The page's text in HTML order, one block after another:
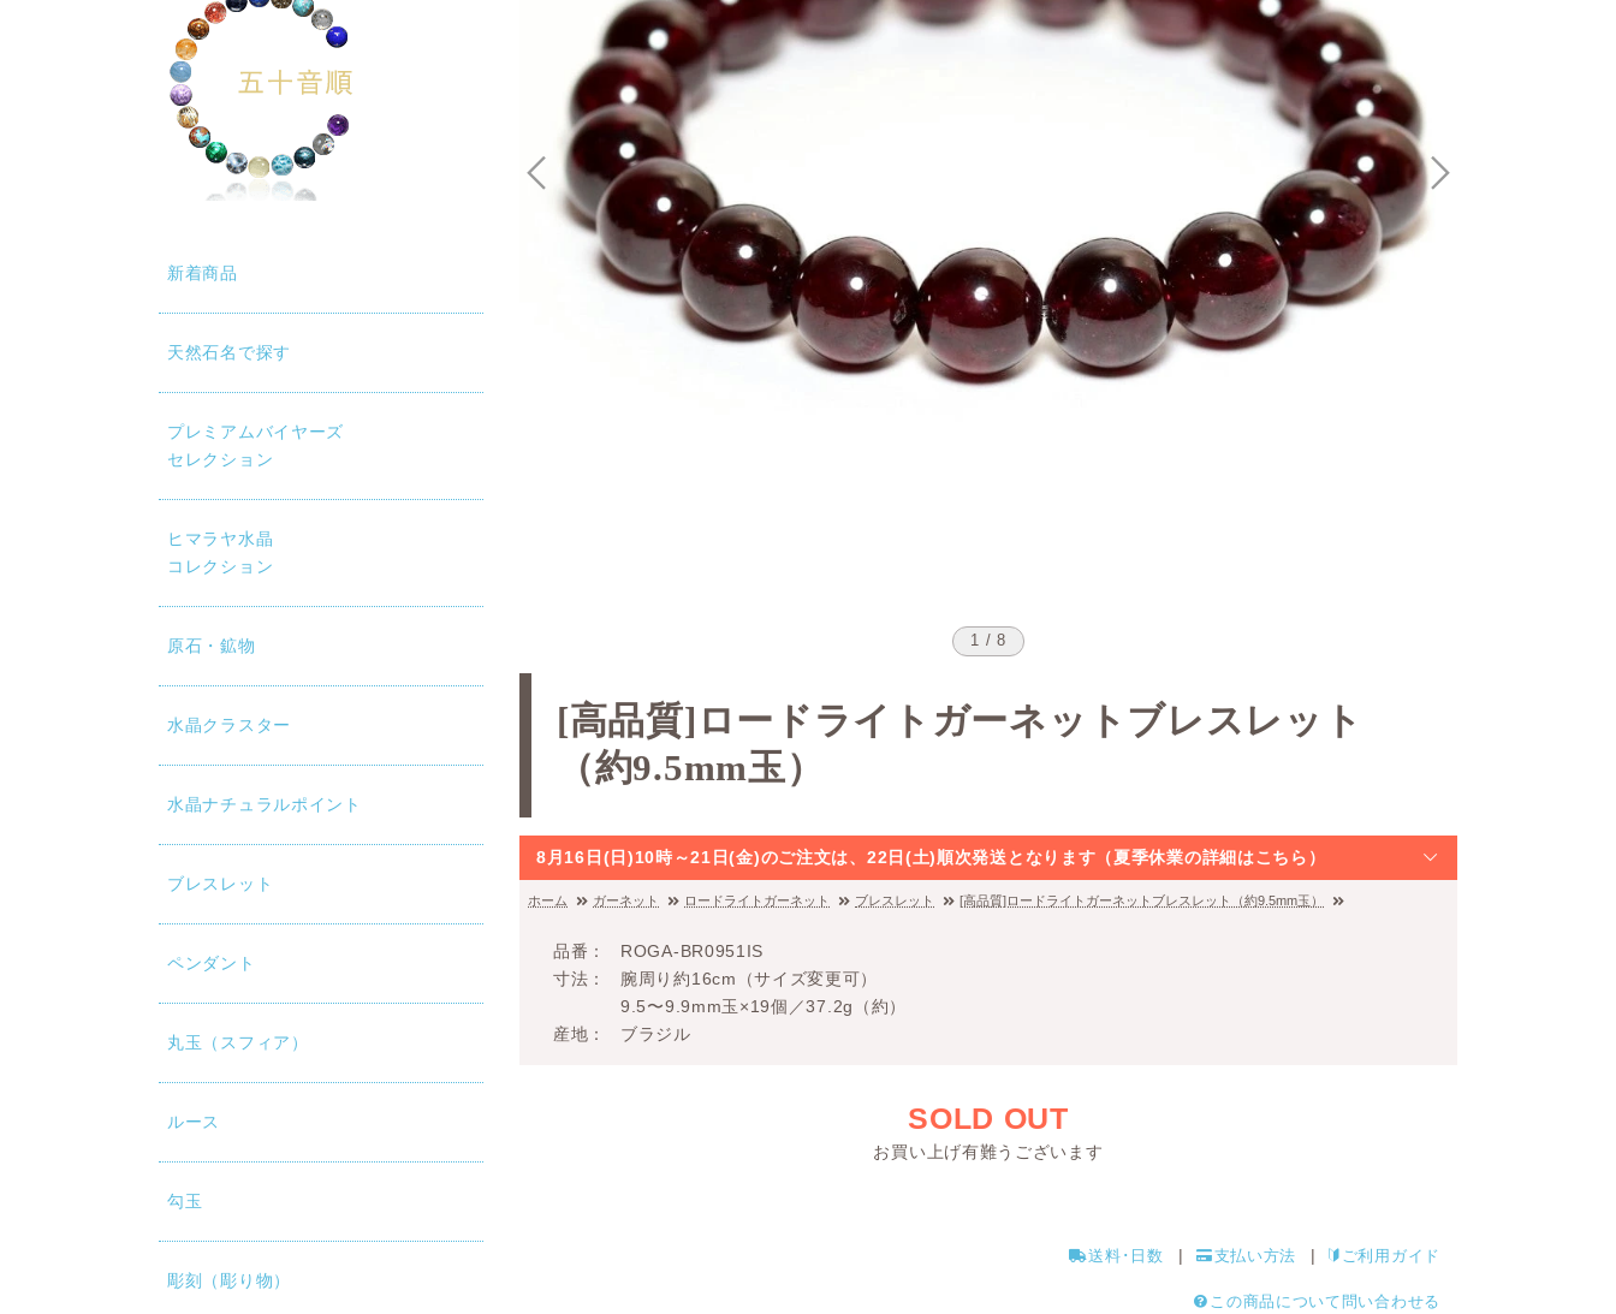
新着商品
天然石名で探す
プレミアムバイヤーズ
セレクション
ヒマラヤ水晶
コレクション
原石・鉱物
水晶クラスター
水晶ナチュラルポイント
ブレスレット
ペンダント
丸玉（スフィア）
ルース
勾玉
彫刻（彫り物）
1 / 8
[高品質]ロードライトガーネットブレスレット
（約9.5mm玉）
8月16日(日)10時～21日(金)のご注文は、22日(土)順次発送となります（夏季休業の詳細はこちら）
ホーム ガーネット ロードライトガーネット ブレスレット [高品質]ロードライトガーネットブレスレット（約9.5mm玉）
品番
ROGA-BR0951IS
寸法
腕周り約16cm（サイズ変更可）
9.5〜9.9mm玉×19個／37.2g（約）
産地
ブラジル
SOLD OUT
お買い上げ有難うございます
送料･日数 支払い方法 ご利用ガイド
この商品について問い合わせる